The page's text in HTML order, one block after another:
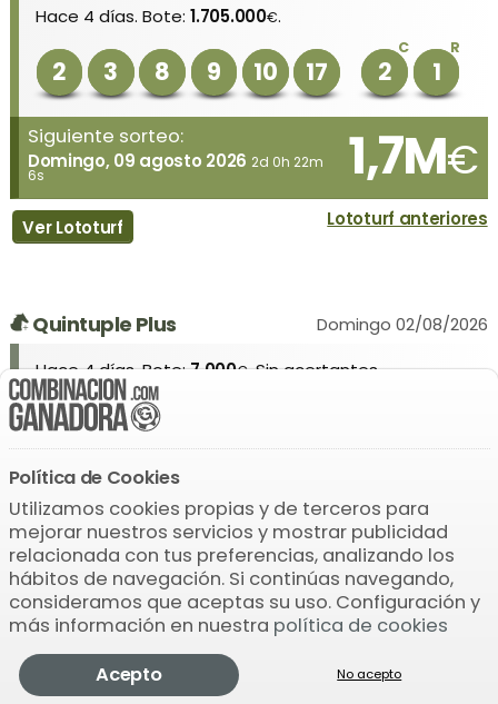
Hace 4 días. Bote:1.705.000€.
2 3 8 9 10 17
C
2
R
1
Siguiente sorteo:
Domingo, 09 agosto 2026 2d 0h 22m
6s 1,7M€
Ver Lototurf Lototurf anteriores
Quintuple Plus
Domingo 02/08/2026
Hace 4 días. Bote:7.000€. Sin acertantes
1 4 7
Siguiente sorteo:
Domingo, 09 agosto 2026 2d
0h 22m 6s 11.000
Ver Quintuple Plus Quintuple Plus anteriores
Domingo 02/08/2026
Política de Cookies
Utilizamos cookies propias y de terceros para
mejorar nuestros servicios y mostrar publicidad
relacionada con tus preferencias, analizando los
hábitos de navegación. Si continúas navegando,
consideramos que aceptas su uso. Configuración y
más información en nuestra política de cookies
Acepto
No acepto